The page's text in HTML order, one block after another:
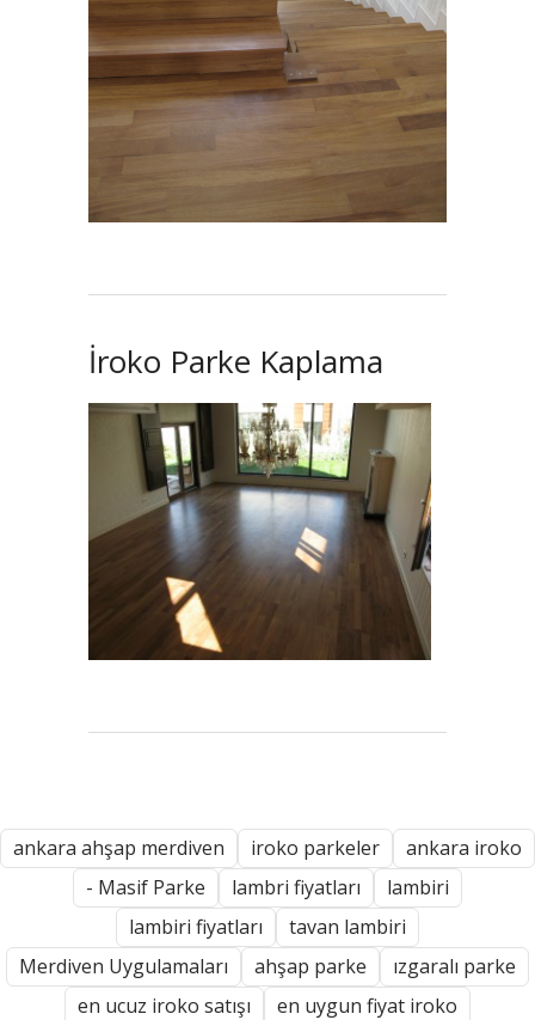
İroko Parke Kaplama
ankara ahşap merdiven iroko parkeler
ankara iroko
- Masif Parke
lambri fiyatları
lambiri
lambiri fiyatları
tavan lambiri
Merdiven Uygulamaları
ahşap parke
ızgaralı parke
en ucuz iroko satışı
en uygun fiyat iroko